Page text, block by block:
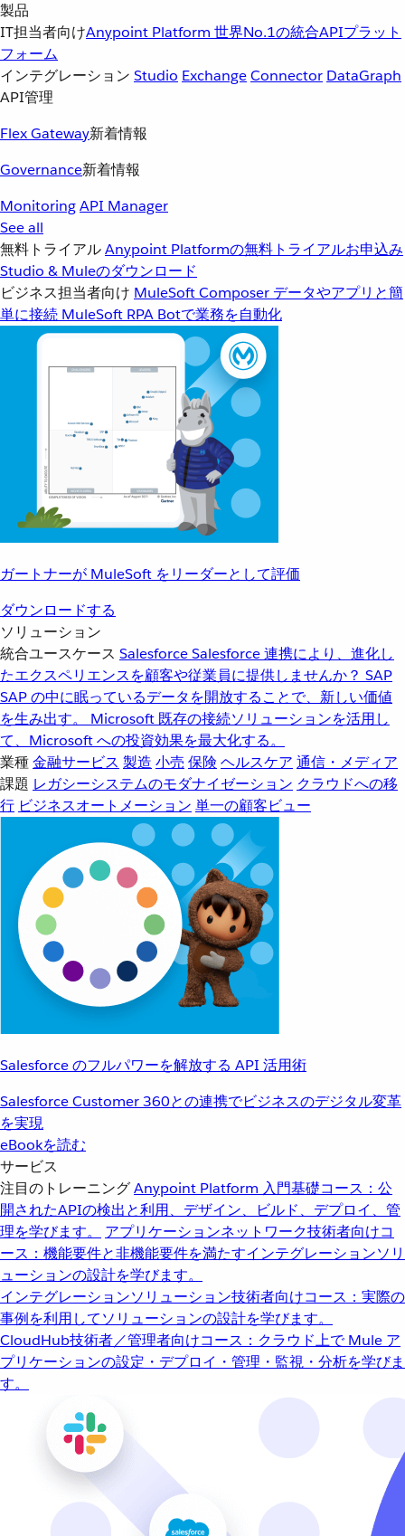
製品
IT担当者向けAnypoint Platform 世界No.1の統合APIプラット
フォーム
インテグレーション Studio ExchangeConnector DataGraph
API管理
Flex Gateway新着情報
Governance新着情報
MonitoringAPI Manager
See all
無料トライアルAnypoint Platformの無料トライアルお申込み
Studio & Muleのダウンロード
ビジネス担当者向け MuleSoft Composer データやアプリと簡
単に接続 MuleSoft RPA Botで業務を自動化
ガートナーが MuleSoft をリーダーとして評価
ダウンロードする
ソリューション
統合ユースケース SalesforceSalesforce 連携により、進化し
たエクスペリエンスを顧客や従業員に提供しませんか？ SAP
SAP の中に眠っているデータを開放することで、新しい価値
を生み出す。
Microsoft 既存の接続ソリューションを活用し
て、Microsoft への投資効果を最大化する。
業種金融サービス 製造 小売 保険 ヘルスケア 通信・メディア
課題 レガシーシステムのモダナイゼーション クラウドへの移
行 ビジネスオートメーション 単一の顧客ビュー
Salesforce のフルパワーを解放する API 活用術
Salesforce Customer 360との連携でビジネスのデジタル変革
を実現
eBookを読む
サービス
注目のトレーニングAnypoint Platform 入門基礎コース：公
開されたAPIの検出と利用、デザイン、ビルド、デプロイ、管
理を学びます。
アプリケーションネットワーク技術者向けコ
ース：機能要件と非機能要件を満たすインテグレーションソリ
ューションの設計を学びます。
インテグレーションソリューション技術者向けコース：実際の
事例を利用してソリューションの設計を学びます。
CloudHub技術者／管理者向けコース：クラウド上で Mule ア
プリケーションの設定・デプロイ・管理・監視・分析を学びま
す。